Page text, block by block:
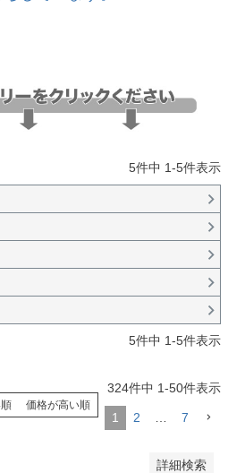
5件中 1-5件表示
5件中 1-5件表示
価格が高い順
324件中 1-50件表示
1 2 7
詳細検索